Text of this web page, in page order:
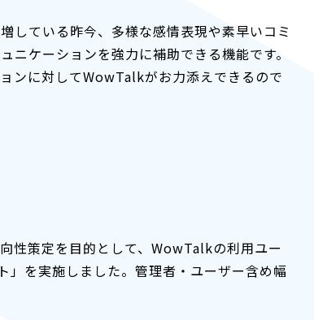
している昨今、多様な感情表現や素早いコミ
ケーションを強力に補助できる機能です。
ンに対してWowTalkがお力添えできるので
性策定を目的として、WowTalkの利用ユー
を実施しました。管理者・ユーザー含め幅